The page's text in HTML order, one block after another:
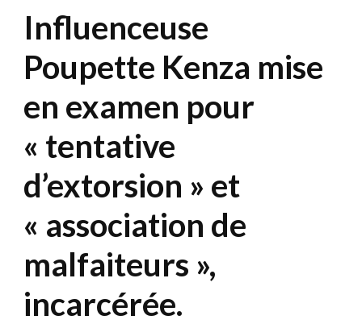
Influenceuse
Poupette Kenza mise
en examen pour
« tentative
d’extorsion » et
« association de
malfaiteurs »,
incarcérée.